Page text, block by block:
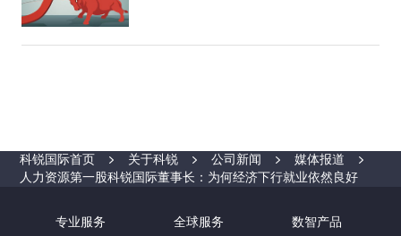
科锐国际首页 关于科锐 公司新闻
媒体报道
人力资源第一股科锐国际董事长：为何经济下行就业依然良好
专业服务 全球服务 数智产品